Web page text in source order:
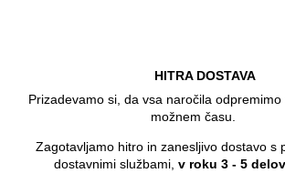
HITRA DOSTAVA
Prizadevamo si, da vsa naročila odpremimo
možnem času.
Zagotavljamo hitro in zanesljivo dostavo s
dostavnimi službami, v roku 3 - 5